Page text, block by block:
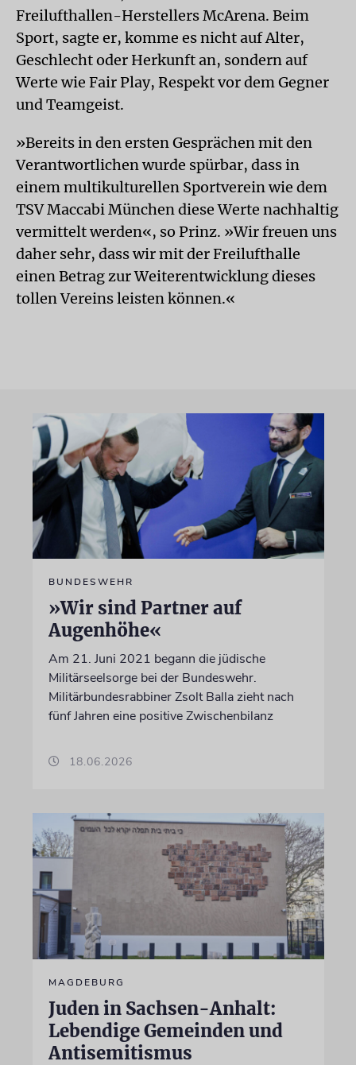
Freilufthallen-Herstellers McArena. Beim
Sport, sagte er, komme es nicht auf Alter,
Geschlecht oder Herkunft an, sondern auf
Werte wie Fair Play, Respekt vor dem Gegner
und Teamgeist.
»Bereits in den ersten Gesprächen mit den
Verantwortlichen wurde spürbar, dass in
einem multikulturellen Sportverein wie dem
TSV Maccabi München diese Werte nachhaltig
vermittelt werden«, so Prinz. »Wir freuen uns
daher sehr, dass wir mit der Freilufthalle
einen Betrag zur Weiterentwicklung dieses
tollen Vereins leisten können.«
BUNDESWEHR
»Wir sind Partner auf
Augenhöhe«
Am 21. Juni 2021 begann die jüdische
Militärseelsorge bei der Bundeswehr.
Militärbundesrabbiner Zsolt Balla zieht nach
fünf Jahren eine positive Zwischenbilanz
18.06.2026
MAGDEBURG
Juden in Sachsen-Anhalt:
Lebendige Gemeinden und
Antisemitismus